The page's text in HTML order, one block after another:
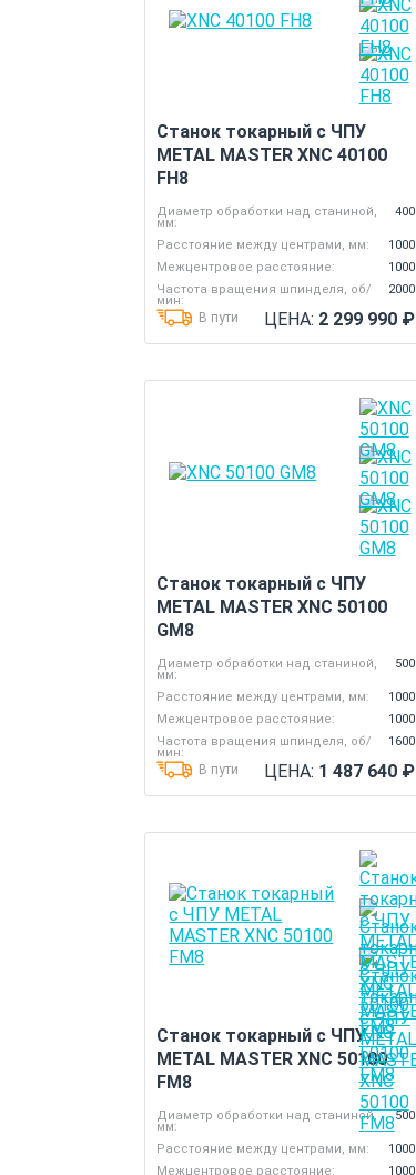
Станок токарный с ЧПУ
METAL MASTER XNC 40100
FH8
Диаметр обработки над станиной,
мм:
400
Расстояние между центрами, мм:
1000
Межцентровое расстояние:
1000
Частота вращения шпинделя, об/
мин:
2000
В пути ЦЕНА: 2 299 990 ₽
Станок токарный с ЧПУ
METAL MASTER XNC 50100
GM8
Диаметр обработки над станиной,
мм:
500
Расстояние между центрами, мм:
1000
Межцентровое расстояние:
1000
Частота вращения шпинделя, об/
мин:
1600
В пути ЦЕНА: 1 487 640 ₽
Станок токарный с ЧПУ
METAL MASTER XNC 50100
FM8
Диаметр обработки над станиной,
мм:
500
Расстояние между центрами, мм:
1000
Межцентровое расстояние:
1000